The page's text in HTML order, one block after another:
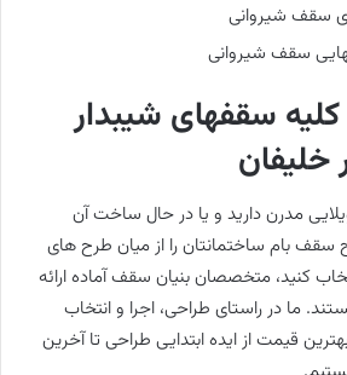
سقف شیروانی
سقف شیروانی
سقفهای شیبدار
خلیفان
مدرن دارید و یا در حال ساخت آن
بام ساختمانتان را از میان طرح های
کنید، متخصصان بنیان سقف آماده ارائه
ما در راستای طراحی، اجرا و انتخاب
قیمت از ایده ابتدایی طراحی تا آخرین